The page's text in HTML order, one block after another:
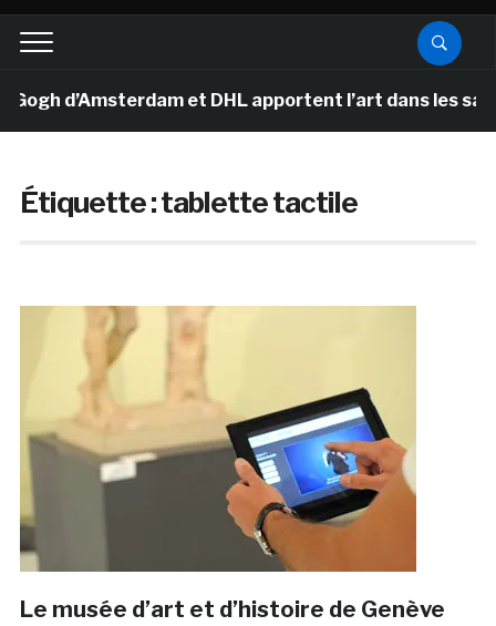
d’Amsterdam et DHL apportent l’art dans les salles
Étiquette :tablette tactile
Le musée d’art et d’histoire de Genève